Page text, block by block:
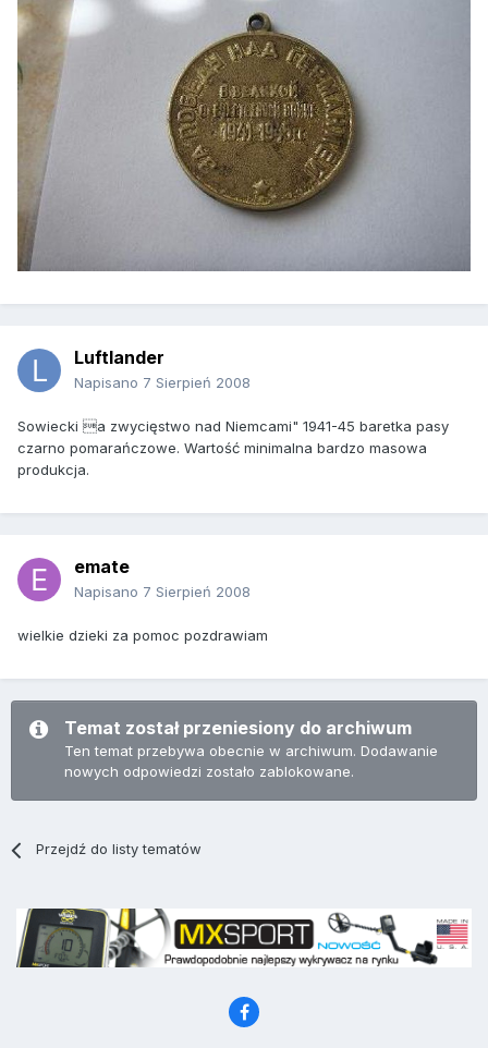
Luftlander
Napisano 7 Sierpień 2008
Sowiecki a zwycięstwo nad Niemcami" 1941-45 baretka pasy
czarno pomarańczowe. Wartość minimalna bardzo masowa
produkcja.
emate
Napisano 7 Sierpień 2008
wielkie dzieki za pomoc pozdrawiam
Temat został przeniesiony do archiwum
Ten temat przebywa obecnie w archiwum. Dodawanie
nowych odpowiedzi zostało zablokowane.
Przejdź do listy tematów